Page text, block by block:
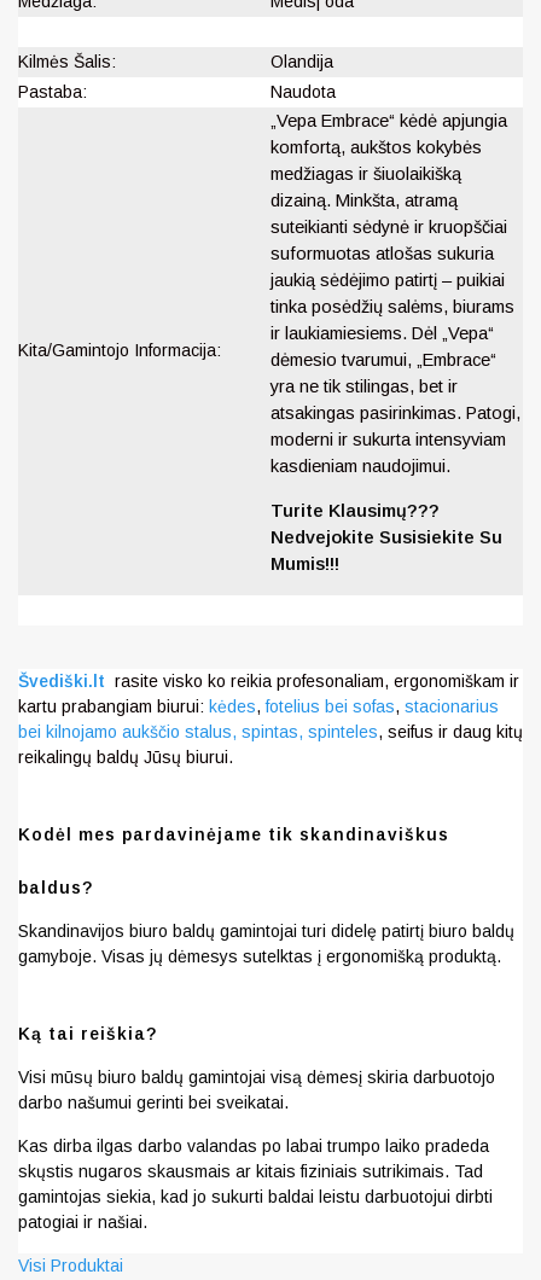
Kilmės Šalis:
Olandija
Pastaba:
Naudota
Kita/Gamintojo Informacija:
„Vepa Embrace“ kėdė apjungia
komfortą, aukštos kokybės
medžiagas ir šiuolaikišką
dizainą. Minkšta, atramą
suteikianti sėdynė ir kruopščiai
suformuotas atlošas sukuria
jaukią sėdėjimo patirtį – puikiai
tinka posėdžių salėms, biurams
ir laukiamiesiems. Dėl „Vepa“
dėmesio tvarumui, „Embrace“
yra ne tik stilingas, bet ir
atsakingas pasirinkimas. Patogi,
moderni ir sukurta intensyviam
kasdieniam naudojimui.
Turite Klausimų???
Nedvejokite Susisiekite Su
Mumis!!!
Švediški.lt rasite visko ko reikia profesonaliam, ergonomiškam ir
kartu prabangiam biurui: kėdes,fotelius bei sofas, stacionarius
bei kilnojamo aukščio stalus, spintas, spinteles, seifus ir daug kitų
reikalingų baldų Jūsų biurui.
Kodėl mes pardavinėjame tik skandinaviškus
baldus?
Skandinavijos biuro baldų gamintojai turi didelę patirtį biuro baldų
gamyboje. Visas jų dėmesys sutelktas į ergonomišką produktą.
Ką tai reiškia?
Visi mūsų biuro baldų gamintojai visą dėmesį skiria darbuotojo
darbo našumui gerinti bei sveikatai.
Kas dirba ilgas darbo valandas po labai trumpo laiko pradeda
skųstis nugaros skausmais ar kitais fiziniais sutrikimais. Tad
gamintojas siekia, kad jo sukurti baldai leistu darbuotojui dirbti
patogiai ir našiai.
Visi Produktai